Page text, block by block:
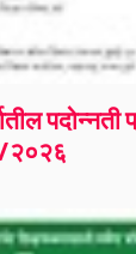
पदोन्नती
२०२६